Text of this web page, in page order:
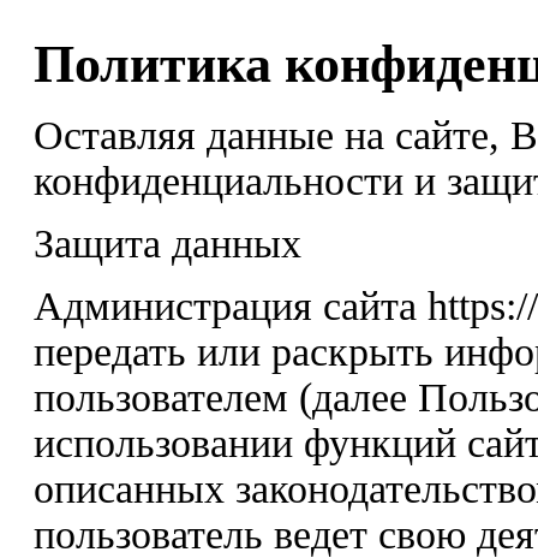
Политика
Оставляя данные на сайте,
конфиденциальности и
Защита данных
Администрация сайта
передать или раскрыть
пользователем (далее
использовании функций
описанных
пользователь ведет свою